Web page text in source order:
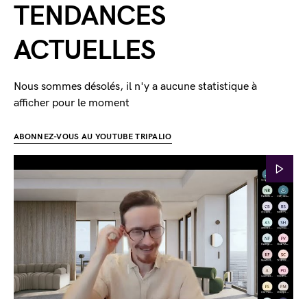
TENDANCES
ACTUELLES
Nous sommes désolés, il n'y a aucune statistique à
afficher pour le moment
ABONNEZ-VOUS AU YOUTUBE TRIPALIO